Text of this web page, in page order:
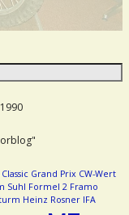
Classic Grand Prix CW-Wert
Suhl Formel 2 Framo
Heinz Rosner IFA